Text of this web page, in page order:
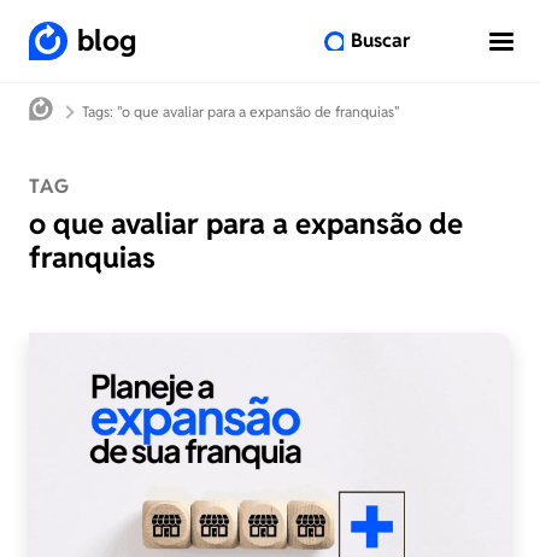
blog Buscar
Tags: "o que avaliar para a expansão de franquias"
TAG
o que avaliar para a expansão de
franquias